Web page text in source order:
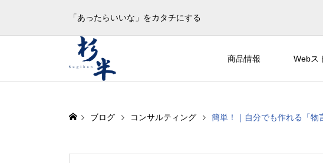
「あったらいいな」をカタチにする
商品情報 Webス
ブログ コンサルティング 簡単！｜自分でも作れる「物